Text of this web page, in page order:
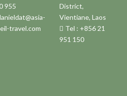
955
travel.com
District,
Vientiane, Laos
Tel : +856 21
951 150